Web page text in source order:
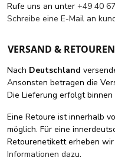
Rufe uns an unter +49 40
Schreibe eine E-Mail an
VERSAND & RETOUREN
Nach Deutschland
Ansonsten betragen die
Die Lieferung erfolgt
Eine Retoure ist innerhalb
möglich. Für eine
Retourenetikett erheben
Informationen dazu.